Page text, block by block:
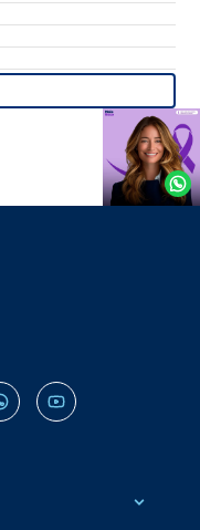
Agende
Whatsapp